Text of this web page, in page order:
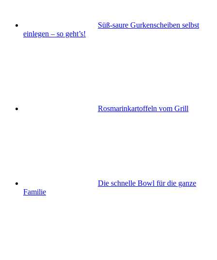
Süß-saure Gurkenscheiben selbst
einlegen – so geht’s!
Rosmarinkartoffeln vom Grill
Die schnelle Bowl für die ganze
Familie